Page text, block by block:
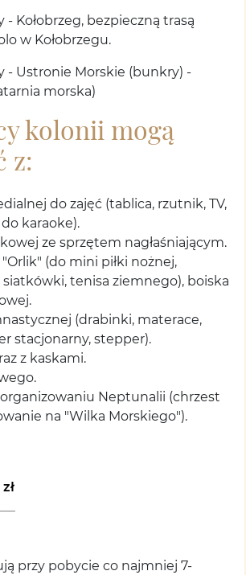
bezpieczną trasą
w Kołobrzegu.
Morskie (bunkry) -
morska)
kolonii mogą
z:
do zajęć (tablica, rzutnik, TV,
karaoke).
ze sprzętem nagłaśniającym.
(do mini piłki nożnej,
siatkówki, tenisa ziemnego), boiska
(drabinki, materace,
stacjonarny, stepper).
z kaskami.
Neptunalii (chrzest
na "Wilka Morskiego").
przy pobycie co najmniej 7-